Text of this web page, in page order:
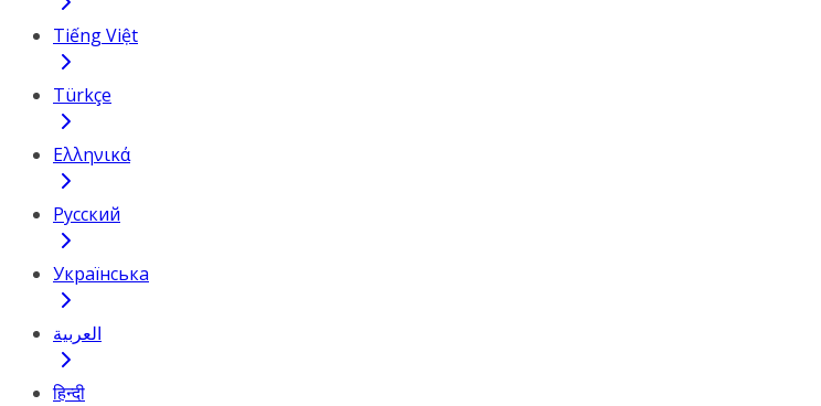
Tiếng Việt
Türkçe
Ελληνικά
Русский
Українська
العربية
हिन्दी